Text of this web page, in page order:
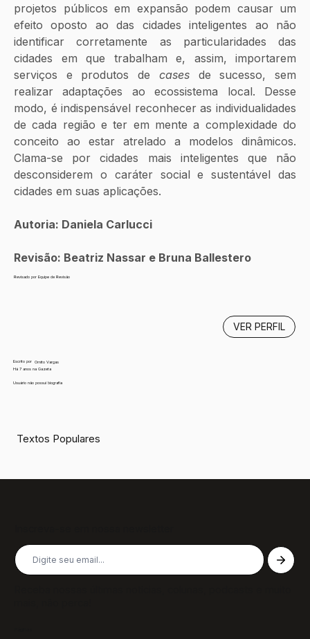
projetos públicos em expansão podem causar um
efeito oposto ao das cidades inteligentes ao não
identificar corretamente as particularidades das
cidades em que trabalham e, assim, importarem
serviços e produtos de cases de sucesso, sem
realizar adaptações ao ecossistema local. Desse
modo, é indispensável reconhecer as individualidades
de cada região e ter em mente a complexidade do
conceito ao estar atrelado a modelos dinâmicos.
Clama-se por cidades mais inteligentes que não
desconsiderem o caráter social e sustentável das
cidades em suas aplicações.
Autoria: Daniela Carlucci
Revisão: Beatriz Nassar e Bruna Ballestero
Revisado por Equipe de Revisão
Escrito por
Ornito Vargas
Há 7 anos na Gazeta
Usuário não possui biografia
VER PERFIL
Textos Populares